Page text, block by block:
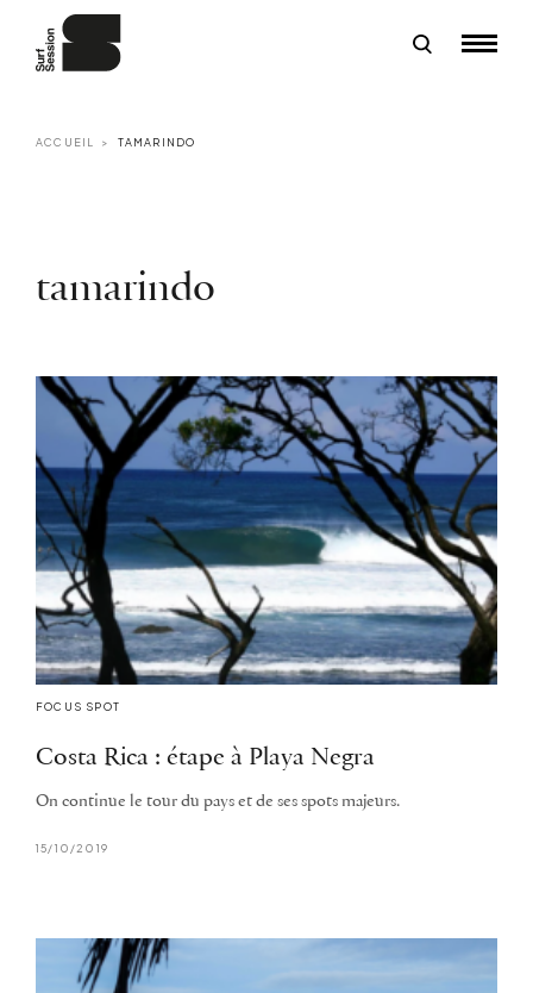
ACCUEIL TAMARINDO
tamarindo
FOCUS SPOT
Costa Rica : étape à Playa Negra
On continue le tour du pays et de ses spots majeurs.
15/10/2019